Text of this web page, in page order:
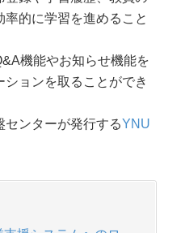
的に学習を進めること
機能やお知らせ機能を
ョンを取ることができ
ンターが発行するYNU